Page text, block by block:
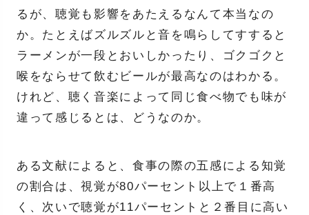
るが、聴覚も影響をあたえるなんて本当なの
か。たとえばズルズルと音を鳴らしてすすると
ラーメンが一段とおいしかったり、ゴクゴクと
喉をならせて飲むビールが最高なのはわかる。
けれど、聴く音楽によって同じ食べ物でも味が
違って感じるとは、どうなのか。
ある文献によると、食事の際の五感による知覚
の割合は、視覚が80パーセント以上で１番高
く、次いで聴覚が11パーセントと２番目に高い